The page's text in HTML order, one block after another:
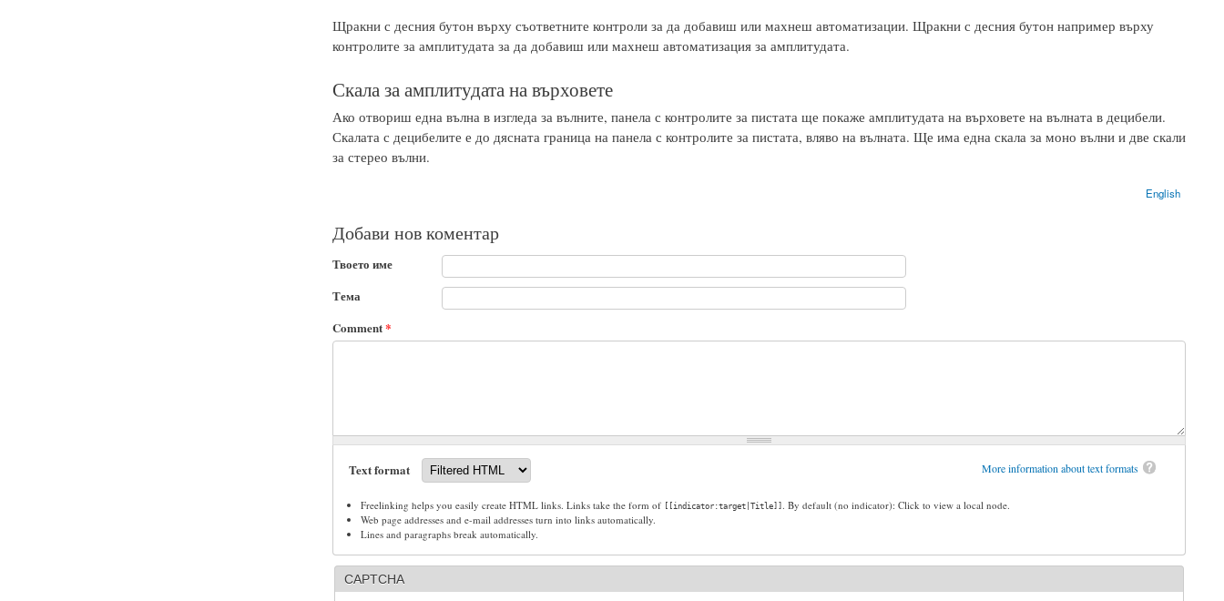
Щракни с десния бутон върху съответните контроли за да добавиш или махнеш автоматизации. Щракни с десния бутон например върху
контролите за амплитудата за да добавиш или махнеш автоматизация за амплитудата.
Скала за амплитудата на върховете
Ако отвориш една вълна в изгледа за вълните, панела с контролите за пистата ще покаже амплитудата на върховете на вълната в децибели.
Скалата с децибелите е до дясната граница на панела с контролите за пистата, вляво на вълната. Ще има една скала за моно вълни и две скали
за стерео вълни.
English
Добави нов коментар
Твоето име
Тема
Comment*
More information about text formats
Text format
Freelinking helps you easily create HTML links. Links take the form of [[indicator:target|Title]]
. By default (no indicator): Click to view a local node.
Web page addresses and e-mail addresses turn into links automatically.
Lines and paragraphs break automatically.
CAPTCHA